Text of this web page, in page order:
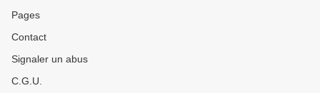
Pages
Contact
Signaler un abus
C.G.U.